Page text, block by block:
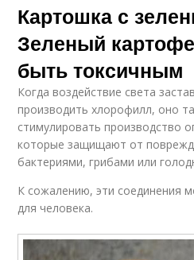
Картошка с
Зеленый
быть токсичным
Когда воздействие света
производить хлорофилл, оно
стимулировать производство
которые защищают от
бактериями, грибами или
К сожалению, эти соединения
для человека.